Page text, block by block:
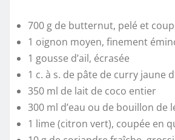
700 g de butternut, pelé et
1 oignon moyen, finement
1 gousse d’ail, écrasée
1 c. à s. de pâte de curry jaune
350 ml de lait de coco entier
300 ml d’eau ou de bouillon de
1 lime (citron vert), coupée en